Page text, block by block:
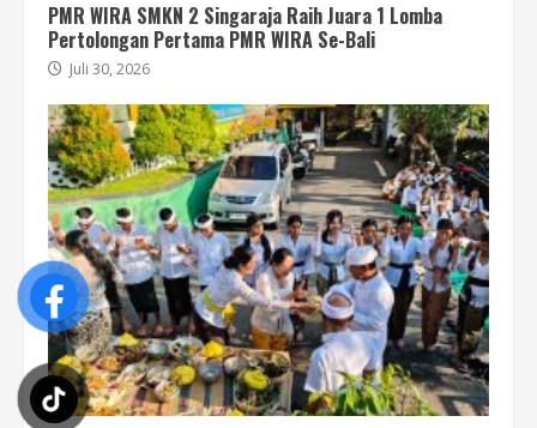
PMR WIRA SMKN 2 Singaraja Raih Juara 1 Lomba
Pertolongan Pertama PMR WIRA Se-Bali
Juli 30, 2026